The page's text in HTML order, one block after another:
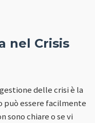
nel Crisis
delle crisi è la
può essere facilmente
sono chiare o se vi